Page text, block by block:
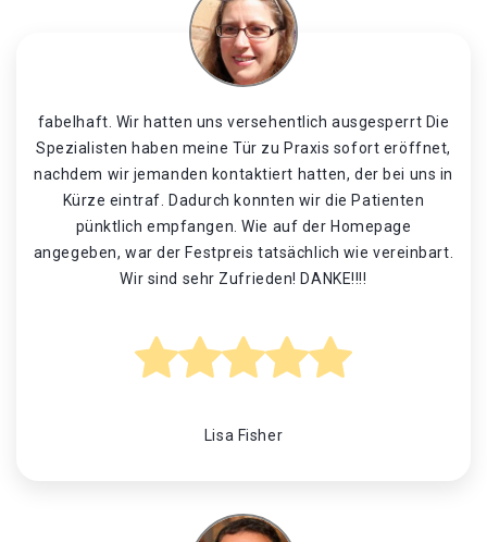
fabelhaft. Wir hatten uns versehentlich ausgesperrt Die
Spezialisten haben meine Tür zu Praxis sofort eröffnet,
nachdem wir jemanden kontaktiert hatten, der bei uns in
Kürze eintraf. Dadurch konnten wir die Patienten
pünktlich empfangen. Wie auf der Homepage
angegeben, war der Festpreis tatsächlich wie vereinbart.
Wir sind sehr Zufrieden! DANKE!!!!
Lisa Fisher